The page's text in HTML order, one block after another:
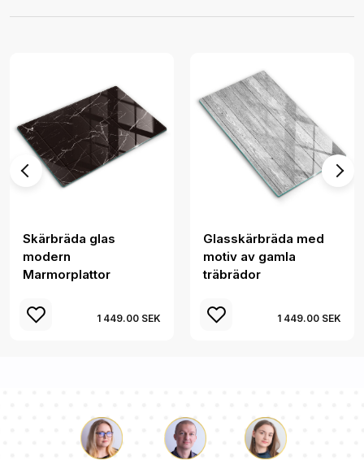
Skärbräda glas
modern
Marmorplattor
1 449.00 SEK
Glasskärbräda med
motiv av gamla
träbrädor
1 449.00 SEK